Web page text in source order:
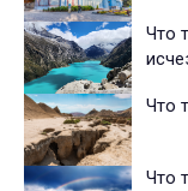
Что
Что
Что